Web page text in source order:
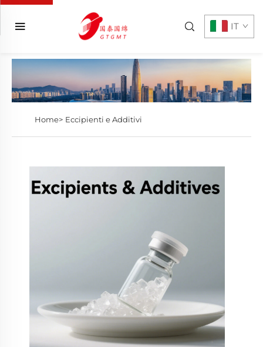
IT
Home> Eccipienti e Additivi